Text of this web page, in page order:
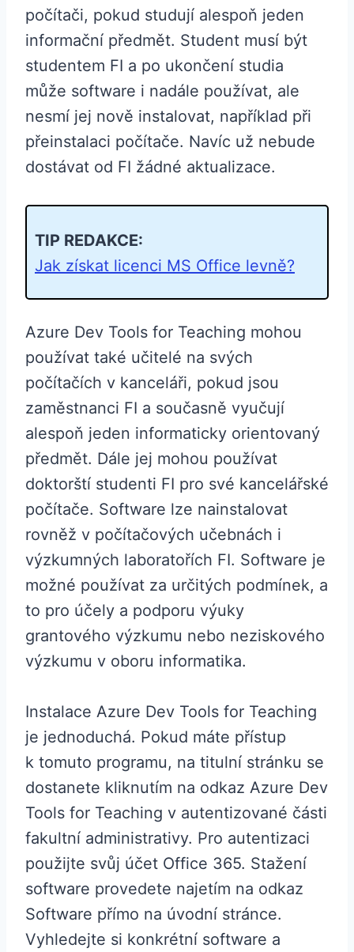
počítači, pokud studují alespoň jeden
informační předmět. Student musí být
studentem FI a po ukončení studia
může software i nadále používat, ale
nesmí jej nově instalovat, například při
přeinstalaci počítače. Navíc už nebude
dostávat od FI žádné aktualizace.
TIP REDAKCE:
Jak získat licenci MS Office levně?
Azure Dev Tools for Teaching mohou
používat také učitelé na svých
počítačích v kanceláři, pokud jsou
zaměstnanci FI a současně vyučují
alespoň jeden informaticky orientovaný
předmět. Dále jej mohou používat
doktorští studenti FI pro své kancelářské
počítače. Software lze nainstalovat
rovněž v počítačových učebnách i
výzkumných laboratořích FI. Software je
možné používat za určitých podmínek, a
to pro účely a podporu výuky
grantového výzkumu nebo neziskového
výzkumu v oboru informatika.
Instalace Azure Dev Tools for Teaching
je jednoduchá. Pokud máte přístup
k tomuto programu, na titulní stránku se
dostanete kliknutím na odkaz Azure Dev
Tools for Teaching v autentizované části
fakultní administrativy. Pro autentizaci
použijte svůj účet Office 365. Stažení
software provedete najetím na odkaz
Software přímo na úvodní stránce.
Vyhledejte si konkrétní software a